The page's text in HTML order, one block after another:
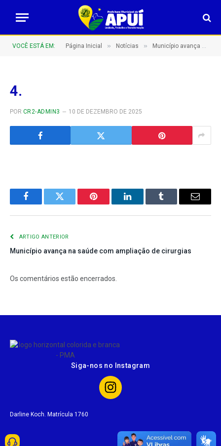
VOCÊ ESTÁ EM: Página Inicial » Notícias » Município avança na saúde com ampliação de cirurgias
4.
POR CR2-ADMIN3 10 DE DEZEMBRO DE 2025
FacebookTwitter Pinterest LinkedInTumblr
E-
ARTIGO ANTERIOR
Município avança na saúde com ampliação de cirurgias
Os comentários estão encerrados.
Siga-nos no Instagram
Darline Koch. Matrícula 1760